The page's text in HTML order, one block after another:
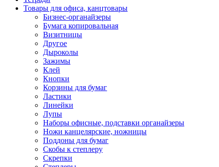
Товары для офиса, канцтовары
Бизнес-органайзеры
Бумага копировальная
Визитницы
Другое
Дыроколы
Зажимы
Клей
Кнопки
Корзины для бумаг
Ластики
Линейки
Лупы
Наборы офисные, подставки органайзеры
Ножи канцелярские, ножницы
Поддоны для бумаг
Скобы к степлеру
Скрепки